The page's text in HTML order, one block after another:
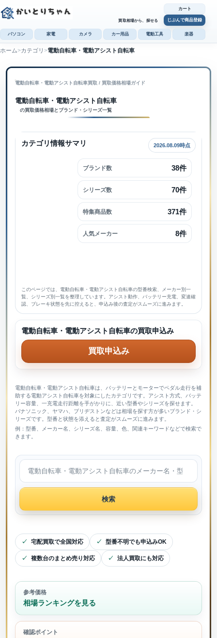
買取相場から、探せる
カート
じぶんで商品登録
パソコン 家電 カメラ カー用品 電動工具 楽器
ホーム カテゴリ 電動自転車・電動アシスト自転車
電動自転車・電動アシスト自転車買取 / 買取価格相場ガイド
電動自転車・電動アシスト自転車
の買取価格相場とブランド・シリーズ一覧
電動自転車・電動アシスト自転車は、バッテリーとモーターでペダル走行を補
助する電動アシスト自転車を対象にしたカテゴリです。アシスト方式、バッテ
リー容量、一充電走行距離を手がかりに、近い型番やシリーズを探せます。
パナソニック、ヤマハ、ブリヂストンなどは相場を探す方が多いブランド・シ
リーズです。型番と状態を添えると査定がスムーズに進みます。
例：型番、メーカー名、シリーズ名、容量、色、関連キーワードなどで検索で
きます。
電動自転車・電動アシスト自転車内で検索
検索
宅配買取で全国対応 型番不明でも申込みOK
複数台のまとめ売り対応 法人買取にも対応
参考価格
相場ランキングを見る
確認ポイント
カテゴリ情報サマリ 2026.08.09時点
ブランド数 38件
シリーズ数 70件
特集商品数 371件
人気メーカー 8件
このページでは、電動自転車・電動アシスト自転車の型番検索、メーカー別一
覧、シリーズ別一覧を整理しています。アシスト動作、バッテリー充電、変速確
認、ブレーキ状態を先に控えると、申込み後の査定がスムーズに進みます。
電動自転車・電動アシスト自転車の買取申込み
買取申込み